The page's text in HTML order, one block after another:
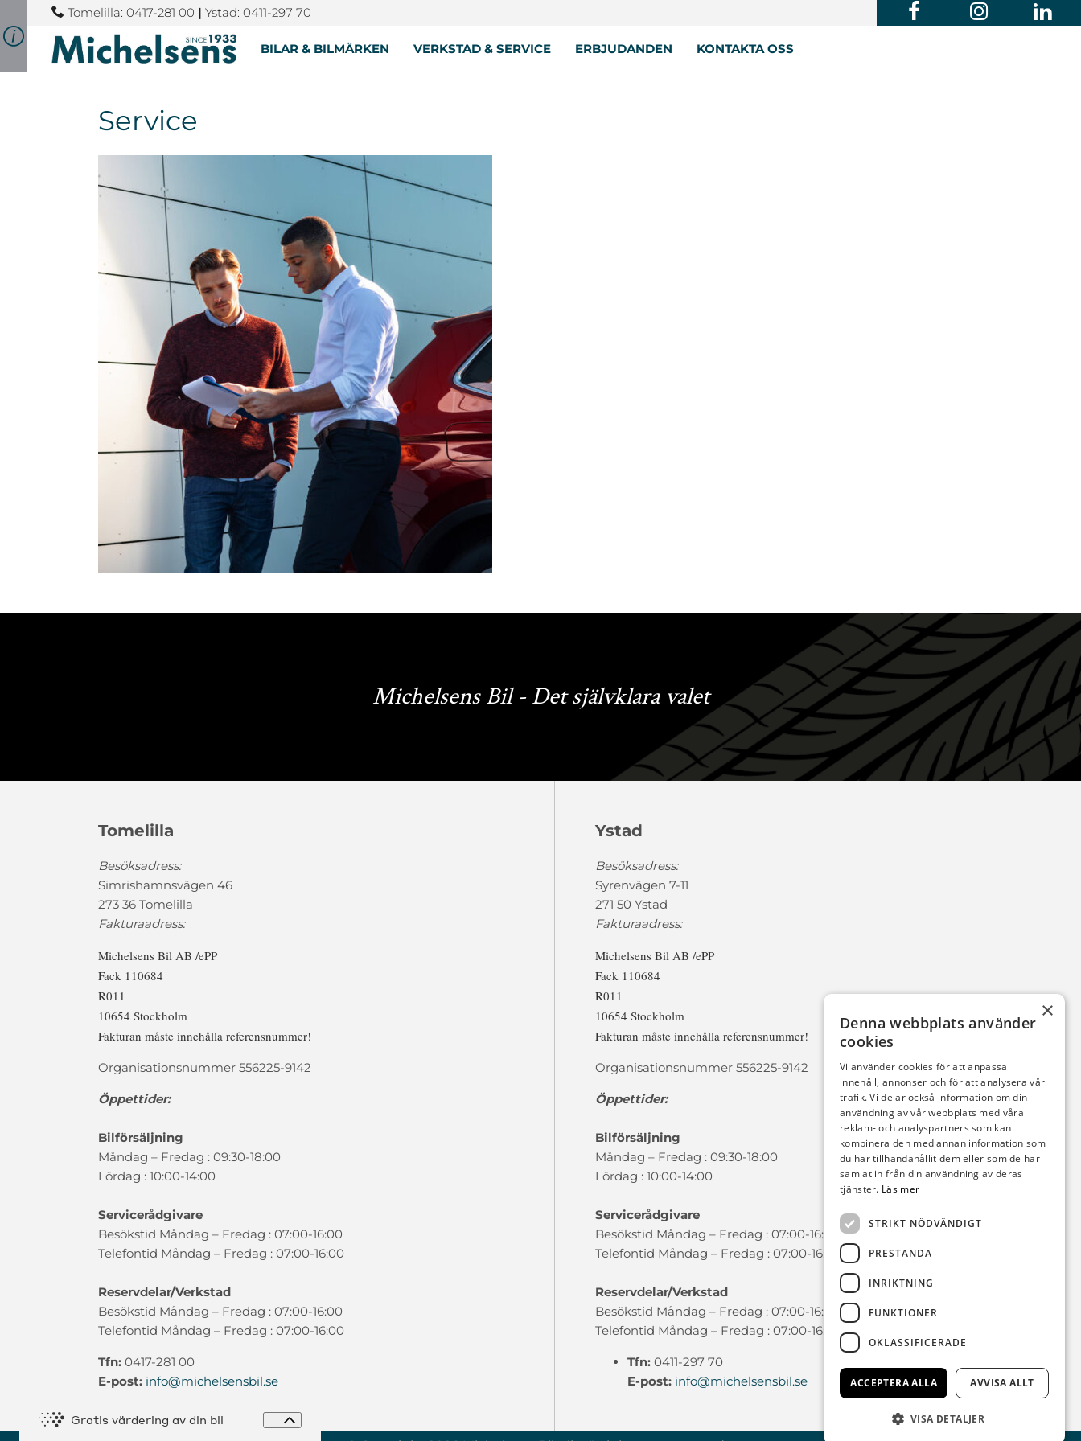
Tomelilla: 0417-281 00 | Ystad: 0411-297 70
BILAR & BILMÄRKEN VERKSTAD & SERVICE ERBJUDANDEN KONTAKTA OSS
Service
Michelsens Bil - Det självklara valet
Tomelilla
Besöksadress:
Simrishamnsvägen 46
273 36 Tomelilla
Fakturaadress:
Michelsens Bil AB /ePP
Fack 110684
R011
10654 Stockholm
Fakturan måste innehålla referensnummer!
Organisationsnummer 556225-9142
Öppettider:
Bilförsäljning
Måndag – Fredag : 09:30-18:00
Lördag : 10:00-14:00
Servicerådgivare
Besökstid Måndag – Fredag : 07:00-16:00
Telefontid Måndag – Fredag : 07:00-16:00
Reservdelar/Verkstad
Besökstid Måndag – Fredag : 07:00-16:00
Telefontid Måndag – Fredag : 07:00-16:00
Tfn: 0417-281 00
E-post: info@michelsensbil.se
Ystad
Besöksadress:
Syrenvägen 7-11
271 50 Ystad
Fakturaadress:
Michelsens Bil AB /ePP
Fack 110684
R011
10654 Stockholm
Fakturan måste innehålla referensnummer!
Organisationsnummer 556225-9142
Öppettider:
Bilförsäljning
Måndag – Fredag : 09:30-18:00
Lördag : 10:00-14:00
Servicerådgivare
Besökstid Måndag – Fredag : 07:00-16:00
Telefontid Måndag – Fredag : 07:00-16:00
Reservdelar/Verkstad
Besökstid Måndag – Fredag : 07:00-16:00
Telefontid Måndag – Fredag : 07:00-16:00
Tfn:0411-297 70
E-post: info@michelsensbil.se
Gratis värdering av din bil Expandera Waykes värderingsmodul
×
Denna webbplats använder
cookies
Vi använder cookies för att anpassa
innehåll, annonser och för att analysera vår
trafik. Vi delar också information om din
användning av vår webbplats med våra
reklam- och analyspartners som kan
kombinera den med annan information som
du har tillhandahållit dem eller som de har
samlat in från din användning av deras
tjänster. Läs mer
STRIKT NÖDVÄNDIGT
PRESTANDA
INRIKTNING
FUNKTIONER
OKLASSIFICERADE
ACCEPTERA ALLA AVVISA ALLT
VISA DETALJER